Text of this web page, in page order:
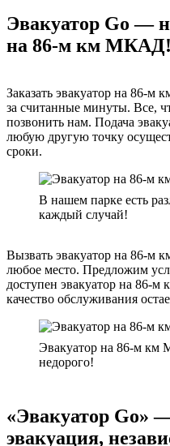
Эвакуатор Go —
на 86-м км МКАД!
Заказать эвакуатор на 86-
за считанные минуты. Все,
позвонить нам. Подача
любую другую точку
сроки.
В нашем парке есть
каждый случай!
Вызвать эвакуатор на 86-
любое место. Предложим
доступен эвакуатор на 86-
качество обслуживания
Эвакуатор на 86-м км
недорого!
«Эвакуатор Go»
эвакуация,